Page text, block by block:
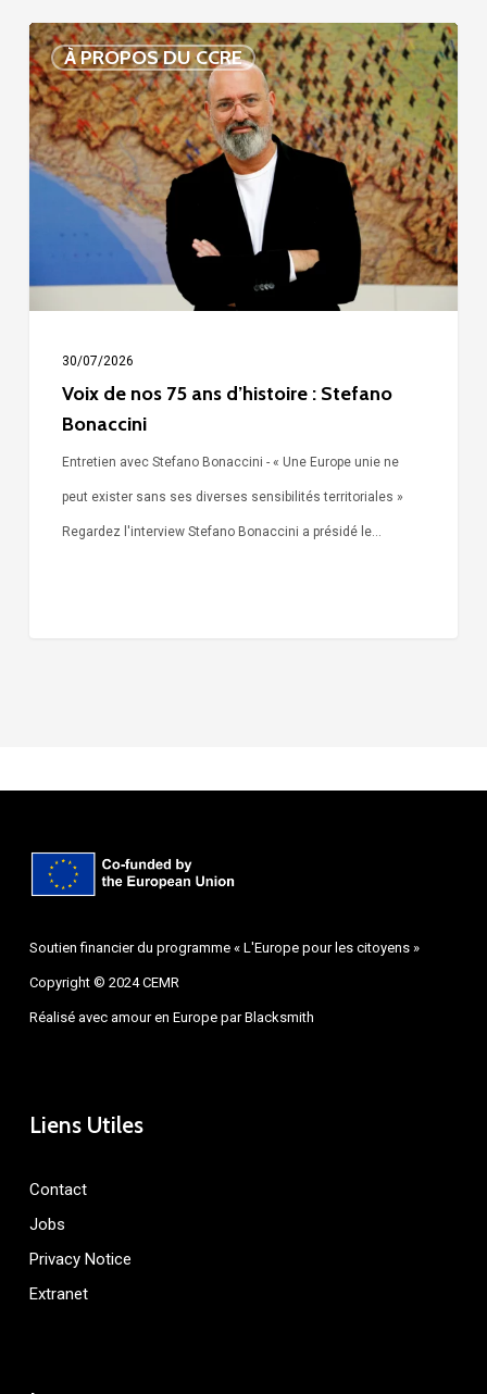
À PROPOS DU CCRE
Voix
de
nos
75
ans
d’histoire
Stefano
Bonaccini
30/07/2026
Voix de nos 75 ans d’histoire : Stefano
Bonaccini
Entretien avec Stefano Bonaccini - « Une Europe unie ne
peut exister sans ses diverses sensibilités territoriales »
Regardez l'interview Stefano Bonaccini a présidé le…
Soutien financier du programme « L'Europe pour les citoyens »
Copyright © 2024 CEMR
Réalisé avec amour en Europe parBlacksmith
Liens Utiles
Contact
Jobs
Privacy Notice
Extranet